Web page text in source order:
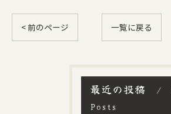
< 前のページ 一覧に戻る
最近の投稿
Posts